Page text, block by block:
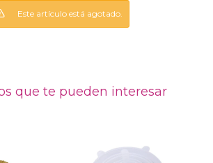
Este artículo está agotado.
que te pueden interesar